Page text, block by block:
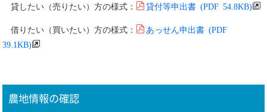
貸したい（売りたい）方の様式： 貸付等申出書 (PDF 54.8KB)
借りたい（買いたい）方の様式：
あっせん申出書 (PDF
39.1KB)
農地情報の確認